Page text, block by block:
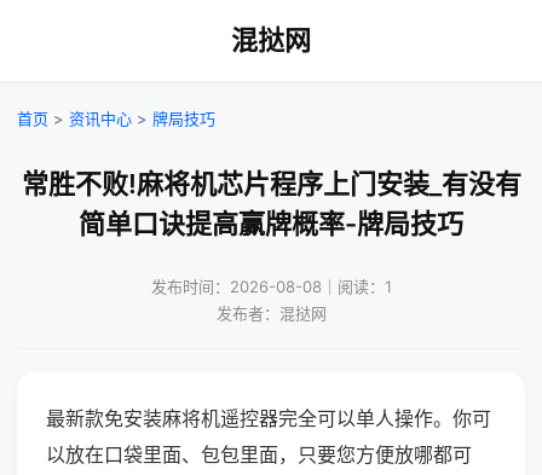
混挞网
首页 > 资讯中心 > 牌局技巧
常胜不败!麻将机芯片程序上门安装_有没有
简单口诀提高赢牌概率-牌局技巧
发布时间：2026-08-08｜阅读：1
发布者：混挞网
最新款免安装麻将机遥控器完全可以单人操作。你可
以放在口袋里面、包包里面，只要您方便放哪都可